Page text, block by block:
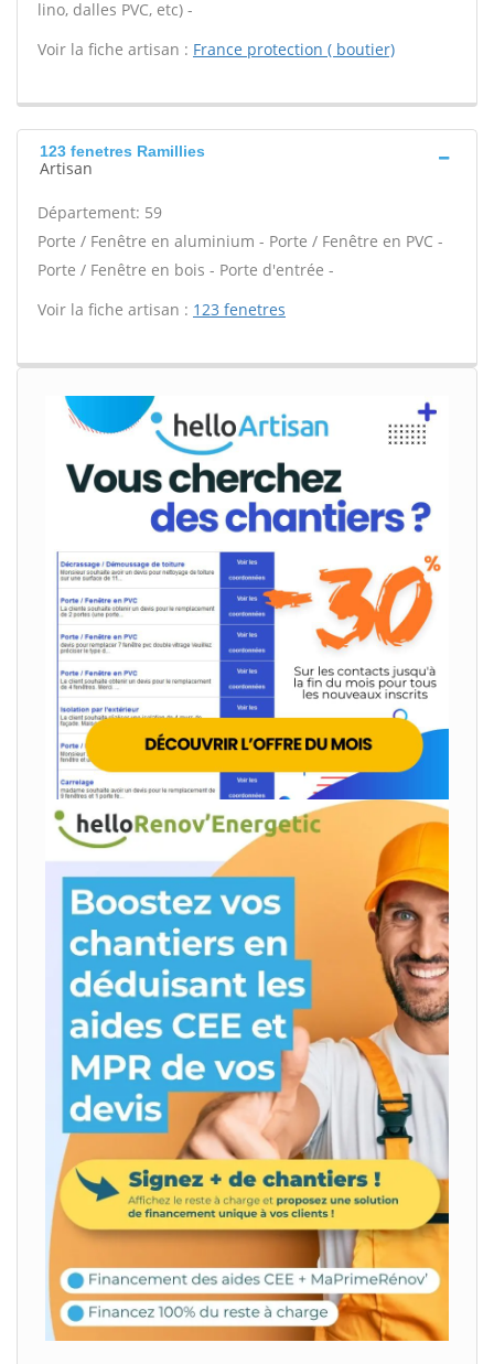
lino, dalles PVC, etc) -
Voir la fiche artisan : France protection ( boutier)
123 fenetres Ramillies
Artisan
Département: 59
Porte / Fenêtre en aluminium - Porte / Fenêtre en PVC -
Porte / Fenêtre en bois - Porte d'entrée -
Voir la fiche artisan : 123 fenetres